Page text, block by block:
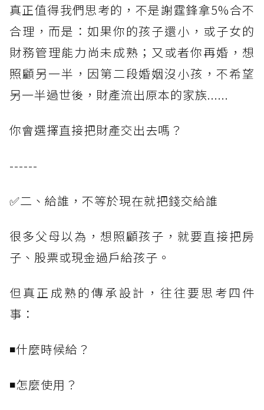
真正值得我們思考的，不是謝霆鋒拿5%合不
合理，而是：如果你的孩子還小，或子女的
財務管理能力尚未成熟；又或者你再婚，想
照顧另一半，因第二段婚姻沒小孩，不希望
另一半過世後，財產流出原本的家族......
你會選擇直接把財產交出去嗎？
------
✅二、給誰，不等於現在就把錢交給誰
很多父母以為，想照顧孩子，就要直接把房
子、股票或現金過戶給孩子。
但真正成熟的傳承設計，往往要思考四件
事：
◾什麼時候給？
◾怎麼使用？